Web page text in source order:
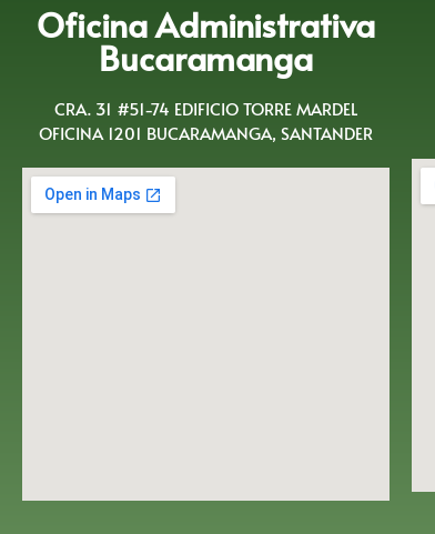
Oficina Administrativa
Bucaramanga
CRA. 31 #51-74 EDIFICIO TORRE MARDEL
OFICINA 1201 BUCARAMANGA, SANTANDER